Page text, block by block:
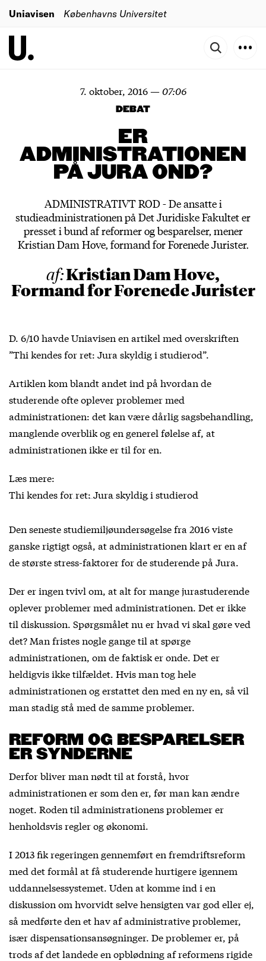
Uniavisen Københavns Universitet
7. oktober, 2016—07:06
DEBAT
ER
ADMINISTRATIONEN
PÅ JURA OND?
ADMINISTRATIVT ROD - De ansatte i
studieadministrationen på Det Juridiske Fakultet er
presset i bund af reformer og besparelser, mener
Kristian Dam Hove, formand for Forenede Jurister.
af:Kristian Dam Hove,
Formand for Forenede Jurister
D. 6/10 havde Uniavisen en artikel med overskriften
”Thi kendes for ret: Jura skyldig i studierod”.
Artiklen kom blandt andet ind på hvordan de
studerende ofte oplever problemer med
administrationen: det kan være dårlig sagsbehandling,
manglende overblik og en generel følelse af, at
administrationen ikke er til for en.
Læs mere:
Thi kendes for ret: Jura skyldig i studierod
Den seneste studiemiljøundersøgelse fra 2016 viste
ganske rigtigt også, at administrationen klart er en af
de største stress-faktorer for de studerende på Jura.
Der er ingen tvivl om, at alt for mange jurastuderende
oplever problemer med administrationen. Det er ikke
til diskussion. Spørgsmålet nu er hvad vi skal gøre ved
det? Man fristes nogle gange til at spørge
administrationen, om de faktisk er onde. Det er
heldigvis ikke tilfældet. Hvis man tog hele
administrationen og erstattet den med en ny en, så vil
man stadig stå med de samme problemer.
REFORM OG BESPARELSER
ER SYNDERNE
Derfor bliver man nødt til at forstå, hvor
administrationen er som den er, før man kan ændre
noget. Roden til administrationens problemer er
henholdsvis regler og økonomi.
I 2013 fik regeringen gennemført en fremdriftsreform
med det formål at få studerende hurtigere igennem
uddannelsessystemet. Uden at komme ind i en
diskussion om hvorvidt selve hensigten var god eller ej,
så medførte den et hav af administrative problemer,
især dispensationsansøgninger. De problemer er, på
trods af det landede en opblødning af reformens rigide